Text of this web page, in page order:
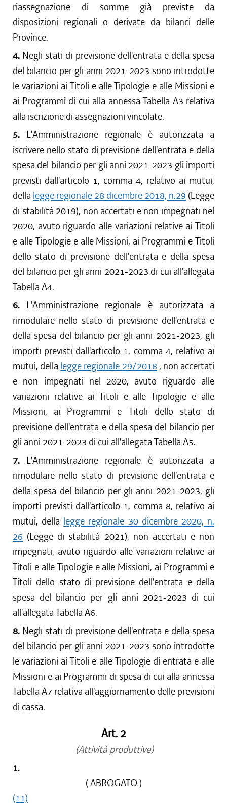
riassegnazione di somme già previste da
disposizioni regionali o derivate da bilanci delle
Province.
4. Negli stati di previsione dell'entrata e della spesa
del bilancio per gli anni 2021-2023 sono introdotte
le variazioni ai Titoli e alle Tipologie e alle Missioni e
ai Programmi di cui alla annessa Tabella A3 relativa
alla iscrizione di assegnazioni vincolate.
5. L'Amministrazione regionale è autorizzata a
iscrivere nello stato di previsione dell'entrata e della
spesa del bilancio per gli anni 2021-2023 gli importi
previsti dall'articolo 1, comma 4, relativo ai mutui,
della legge regionale 28 dicembre 2018, n.29 (Legge
di stabilità 2019), non accertati e non impegnati nel
2020, avuto riguardo alle variazioni relative ai Titoli
e alle Tipologie e alle Missioni, ai Programmi e Titoli
dello stato di previsione dell'entrata e della spesa
del bilancio per gli anni 2021-2023 di cui all'allegata
Tabella A4.
6. L'Amministrazione regionale è autorizzata a
rimodulare nello stato di previsione dell'entrata e
della spesa del bilancio per gli anni 2021-2023, gli
importi previsti dall'articolo 1, comma 4, relativo ai
mutui, della legge regionale 29/2018 , non accertati
e non impegnati nel 2020, avuto riguardo alle
variazioni relative ai Titoli e alle Tipologie e alle
Missioni, ai Programmi e Titoli dello stato di
previsione dell'entrata e della spesa del bilancio per
gli anni 2021-2023 di cui all'allegata Tabella A5.
7. L'Amministrazione regionale è autorizzata a
rimodulare nello stato di previsione dell'entrata e
della spesa del bilancio per gli anni 2021-2023, gli
importi previsti dall'articolo 1, comma 8, relativo ai
mutui, della legge regionale 30 dicembre 2020, n.
26 (Legge di stabilità 2021), non accertati e non
impegnati, avuto riguardo alle variazioni relative ai
Titoli e alle Tipologie e alle Missioni, ai Programmi e
Titoli dello stato di previsione dell'entrata e della
spesa del bilancio per gli anni 2021-2023 di cui
all'allegata Tabella A6.
8. Negli stati di previsione dell'entrata e della spesa
del bilancio per gli anni 2021-2023 sono introdotte
le variazioni ai Titoli e alle Tipologie di entrata e alle
Missioni e ai Programmi di spesa di cui alla annessa
Tabella A7 relativa all'aggiornamento delle previsioni
di cassa.
Art. 2
(Attività produttive)
1.
( ABROGATO )
(11)